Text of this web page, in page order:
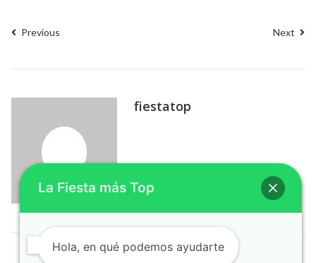
Previous Next
fiestatop
La Fiesta más Top
Hola, en qué podemos ayudarte